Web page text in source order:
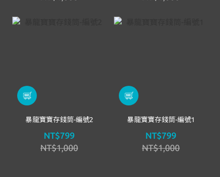
暴龍寶寶存錢筒-編號2
NT$799
NT$1,000
暴龍寶寶存錢筒-編號1
NT$799
NT$1,000